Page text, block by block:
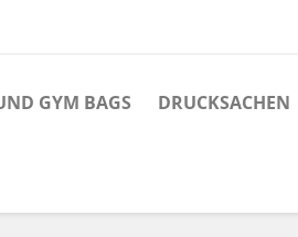
GYM BAGS DRUCKSACHEN